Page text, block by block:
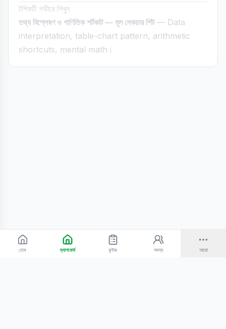
টপিকটি গভীরে শিখুন
তথ্য বিশ্লেষণ ও গাণিতিক শর্টকাট — মূল লেকচার শিট— Data
interpretation, table-chart pattern, arithmetic
shortcuts, mental math।
হোম ড্যাশবোর্ড কুইজ সদস্য আরো